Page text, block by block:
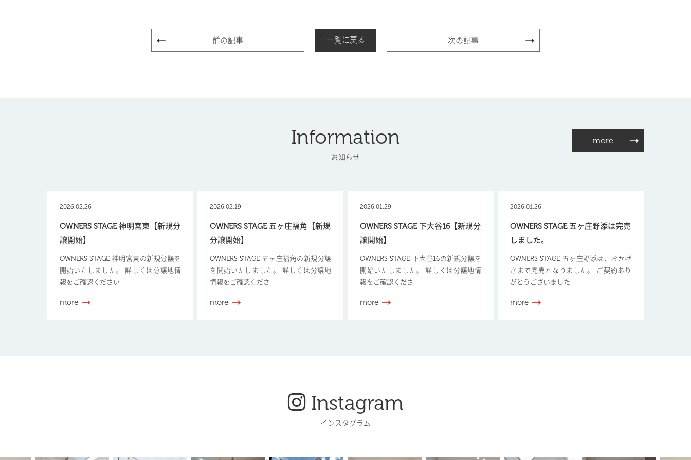
前の記事 一覧に戻る 次の記事
Information
お知らせ
2026.02.26
OWNERS STAGE 神明宮東【新規分
譲開始】
OWNERS STAGE 神明宮東の新規分譲を
開始いたしました。 詳しくは分譲地情
報をご確認ください...
more
2026.02.19
OWNERS STAGE 五ヶ庄福角【新規
分譲開始】
OWNERS STAGE 五ヶ庄福角の新規分譲
を開始いたしました。 詳しくは分譲地
情報をご確認くださ...
more
2026.01.29
OWNERS STAGE 下大谷16【新規分
譲開始】
OWNERS STAGE 下大谷16の新規分譲を
開始いたしました。 詳しくは分譲地情
報をご確認くださ...
more
2026.01.26
OWNERS STAGE 五ヶ庄野添は完売
しました。
OWNERS STAGE 五ヶ庄野添は、おかげ
さまで完売となりました。 ご契約あり
がとうございました...
more
more
Instagram
インスタグラム